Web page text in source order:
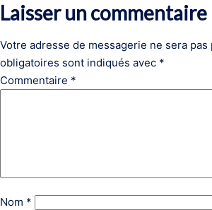
Laisser un commentaire
Votre adresse de messagerie ne sera pas
obligatoires sont indiqués avec *
Commentaire *
Nom *